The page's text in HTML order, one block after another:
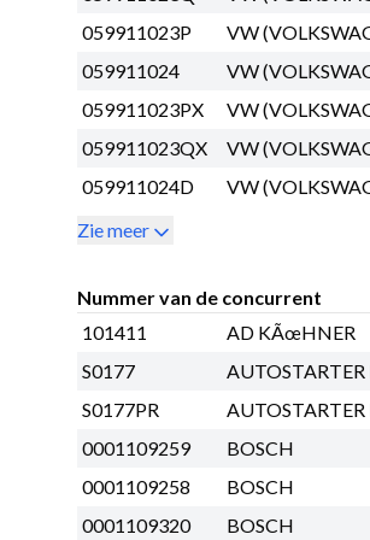
059911023P
VW
059911024
VW
059911023PX
VW
059911023QX
VW
059911024D
VW
Zie meer
Nummer van de concurrent
101411
AD KÃœHNER
S0177
S0177PR
0001109259
BOSCH
0001109258
BOSCH
0001109320
BOSCH